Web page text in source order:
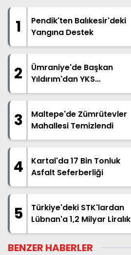
1
Pendik'ten Balıkesir'deki
Yangına Destek
2
Ümraniye'de Başkan
Yıldırım'dan YKS
Adaylarına Destek
3
Maltepe'de Zümrütevler
Mahallesi Temizlendi
4
Kartal'da 17 Bin Tonluk
Asfalt Seferberliği
5
Türkiye'deki STK'lardan
Lübnan'a 1,2 Milyar Liralık
İnsani Yardım
BENZER HABERLER